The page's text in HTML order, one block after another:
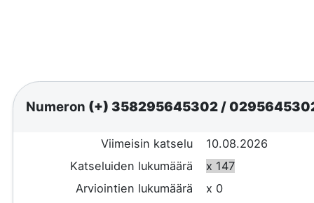
Numeron (+) 358295645302/
Viimeisin katselu
10.08.2026
Katseluiden lukumäärä
x 147
Arviointien lukumäärä
x 0